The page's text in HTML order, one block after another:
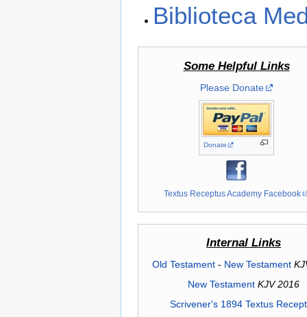
Biblioteca
Some Helpful Links
Please Donate
Donate
Textus Receptus Academy Facebook
Internal Links
Old Testament- New Testament
New Testament KJV 2016
Scrivener's 1894 Textus